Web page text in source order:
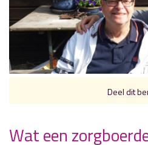
Inklappen
Deel dit
Wat een